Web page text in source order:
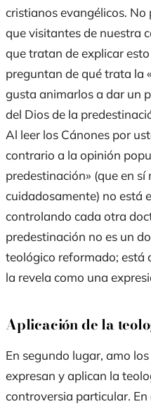
cristianos evangélicos. No
que visitantes de nuestra
que tratan de explicar
preguntan de qué trata la «
gusta animarlos a dar un
del Dios de la
Al leer los Cánones por
contrario a la opinión
predestinación» (que en
cuidadosamente) no está
controlando cada otra
predestinación no es un
teológico reformado; está
la revela como una
Aplicación de la
En segundo lugar, amo
expresan y aplican la
controversia particular.